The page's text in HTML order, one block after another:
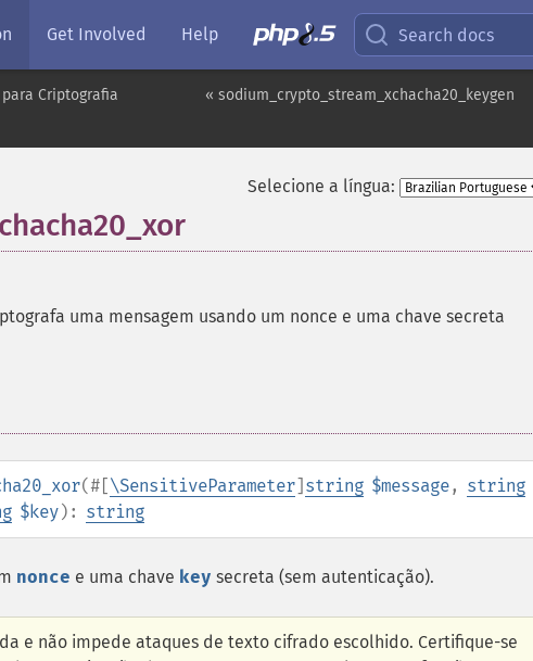
Get Involved Help Search docs
« sodium_crypto_stream_xchacha20_keygen
Criptografia
Selecione a língua:
uma mensagem usando um nonce e uma chave secreta
(#[\SensitiveParameter] string $message, string
$key): string
nonce e uma chave key secreta (sem autenticação).
e não impede ataques de texto cifrado escolhido. Certifique-se